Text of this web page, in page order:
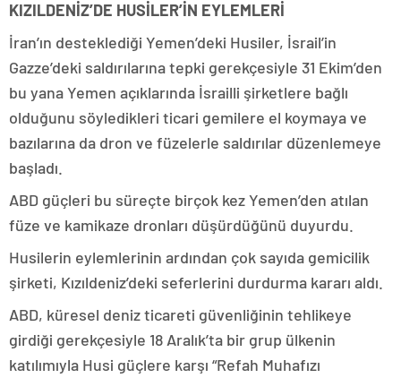
KIZILDENİZ’DE HUSİLER’İN EYLEMLERİ
İran’ın desteklediği Yemen’deki Husiler, İsrail’in
Gazze’deki saldırılarına tepki gerekçesiyle 31 Ekim’den
bu yana Yemen açıklarında İsrailli şirketlere bağlı
olduğunu söyledikleri ticari gemilere el koymaya ve
bazılarına da dron ve füzelerle saldırılar düzenlemeye
başladı.
ABD güçleri bu süreçte birçok kez Yemen’den atılan
füze ve kamikaze dronları düşürdüğünü duyurdu.
Husilerin eylemlerinin ardından çok sayıda gemicilik
şirketi, Kızıldeniz’deki seferlerini durdurma kararı aldı.
ABD, küresel deniz ticareti güvenliğinin tehlikeye
girdiği gerekçesiyle 18 Aralık’ta bir grup ülkenin
katılımıyla Husi güçlere karşı “Refah Muhafızı